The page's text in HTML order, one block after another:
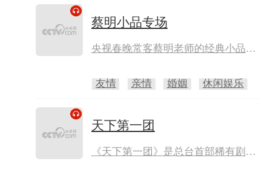
以“盛世梨园 锦绣山河”为主题，在
沉浸式、多元化演绎和时尚感、年轻
态呈现中，打造一台全民戏曲嘉年
华。
蔡明小品专场
央视春晚常客蔡明老师的经典小品专
友情
亲情 婚姻 休闲娱乐
天下第一团
《天下第一团》是总台首部稀有剧种